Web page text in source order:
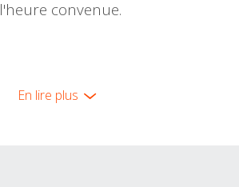
l'heure convenue.
En lire plus